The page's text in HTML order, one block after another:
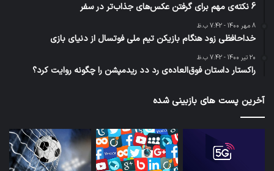
6 نکته‌ی مهم برای گرفتن عکس‌های جذاب‌تر در سفر
8 مهر 1400 - 7:42 ب.ظ
خداحافظی زود هنگام بازیکن تیم ملی فوتسال از دنیای بازی
20 تیر 1400 - 7:42 ب.ظ
راکستار داستان فوق‌العاده‌ی رد دد ریدمپشن را چگونه روایت کرد؟
آخرین پست های بازبینی شده